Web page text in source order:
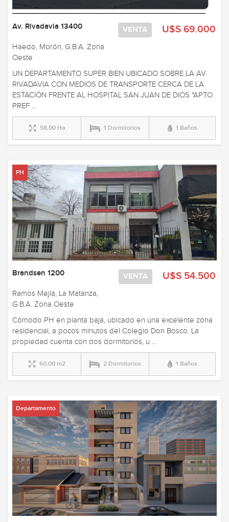
U$S 69.000
VENTA
Av. Rivadavia 13400
Haedo, Morón, G.B.A. Zona
Oeste
UN DEPARTAMENTO SUPER BIEN UBICADO SOBRE LA AV.
RIVADAVIA CON MEDIOS DE TRANSPORTE CERCA DE LA
ESTACIÓN FRENTE AL HOSPITAL SAN JUAN DE DIOS "APTO
PREF ...
58,00 Ha 1 Dormitorios 1 Baños
PH
U$S 54.500
VENTA
Brandsen 1200
Ramos Mejía, La Matanza,
G.B.A. Zona Oeste
Cómodo PH en planta baja, ubicado en una excelente zona
residencial, a pocos minutos del Colegio Don Bosco. La
propiedad cuenta con dos dormitorios, u ...
60,00 m2 2 Dormitorios 1 Baños
Departamento